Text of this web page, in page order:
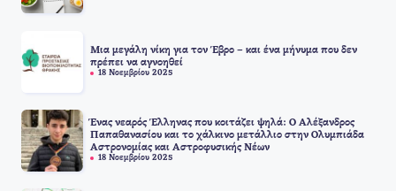
Μια μεγάλη νίκη για τον Έβρο – και ένα μήνυμα που δεν
πρέπει να αγνοηθεί
18 Νοεμβρίου 2025
Ένας νεαρός Έλληνας που κοιτάζει ψηλά: Ο Αλέξανδρος
Παπαθανασίου και το χάλκινο μετάλλιο στην Ολυμπιάδα
Αστρονομίας και Αστροφυσικής Νέων
18 Νοεμβρίου 2025